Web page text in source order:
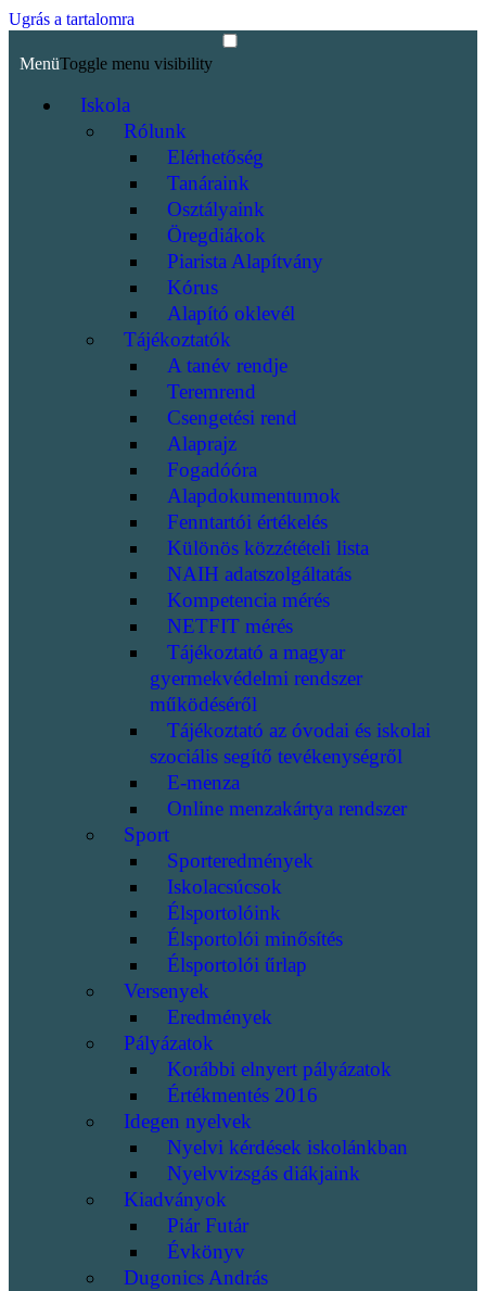
Ugrás a tartalomra
MenüToggle menu visibility
Iskola
Rólunk
Elérhetőség
Tanáraink
Osztályaink
Öregdiákok
Piarista Alapítvány
Kórus
Alapító oklevél
Tájékoztatók
A tanév rendje
Teremrend
Csengetési rend
Alaprajz
Fogadóóra
Alapdokumentumok
Fenntartói értékelés
Különös közzétételi lista
NAIH adatszolgáltatás
Kompetencia mérés
NETFIT mérés
Tájékoztató a magyar
gyermekvédelmi rendszer
működéséről
Tájékoztató az óvodai és iskolai
szociális segítő tevékenységről
E-menza
Online menzakártya rendszer
Sport
Sporteredmények
Iskolacsúcsok
Élsportolóink
Élsportolói minősítés
Élsportolói űrlap
Versenyek
Eredmények
Pályázatok
Korábbi elnyert pályázatok
Értékmentés 2016
Idegen nyelvek
Nyelvi kérdések iskolánkban
Nyelvvizsgás diákjaink
Kiadványok
Piár Futár
Évkönyv
Dugonics András